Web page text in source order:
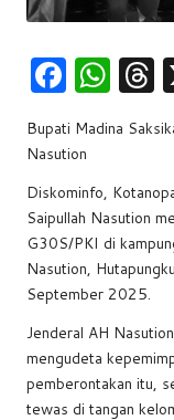
F
a
c
e
b
o
o
k
W
h
at
s
A
p
p
e
a
d
s
Bupati Madina
Nasution
Diskominfo,
Saipullah Nasution
G30S/PKI di
Nasution,
September 2025.
Jenderal AH
mengudeta
pemberontakan itu,
tewas di tangan